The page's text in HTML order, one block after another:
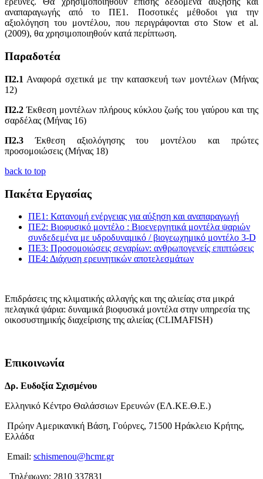
αναπαραγωγής από το ΠΕ1. Ποσοτικές μέθοδοι για την
αξιολόγηση του μοντέλου, που περιγράφονται στο Stow et al.
(2009), θα χρησιμοποιηθούν κατά περίπτωση.
Παραδοτέα
Π2.1 Αναφορά σχετικά με την κατασκευή των μοντέλων (Μήνας
12)
Π2.2 Έκθεση μοντέλων πλήρους κύκλου ζωής του γαύρου και της
σαρδέλας (Μήνας 16)
Π2.3 Έκθεση αξιολόγησης του μοντέλου και πρώτες
προσομοιώσεις (Μήνας 18)
back to top
Πακέτα Εργασίας
ΠΕ1: Κατανομή ενέργειας για αύξηση και αναπαραγωγή
ΠΕ2: Βιοφυσικό μοντέλο : Βιοενεργητικά μοντέλα ψαριών
συνδεδεμένα με υδροδυναμικό / βιογεωχημικό μοντέλο 3-D
ΠΕ3: Προσομοιώσεις σεναρίων: ανθρωπογενείς επιπτώσεις
ΠΕ4: Διάχυση ερευνητικών αποτελεσμάτων
Επιδράσεις της κλιματικής αλλαγής και της αλιείας στα μικρά
πελαγικά ψάρια: δυναμικά βιοφυσικά μοντέλα στην υπηρεσία της
οικοσυστημικής διαχείρισης της αλιείας (CLIMAFISH)
Επικοινωνία
Δρ. Ευδοξία Σχισμένου
Ελληνικό Κέντρο Θαλάσσιων Ερευνών (ΕΛ.ΚΕ.Θ.Ε.)
Πρώην Αμερικανική Βάση, Γούρνες, 71500 Ηράκλειο Κρήτης,
Ελλάδα
Email: schismenou@hcmr.gr
Τηλέφωνο: 2810 337831